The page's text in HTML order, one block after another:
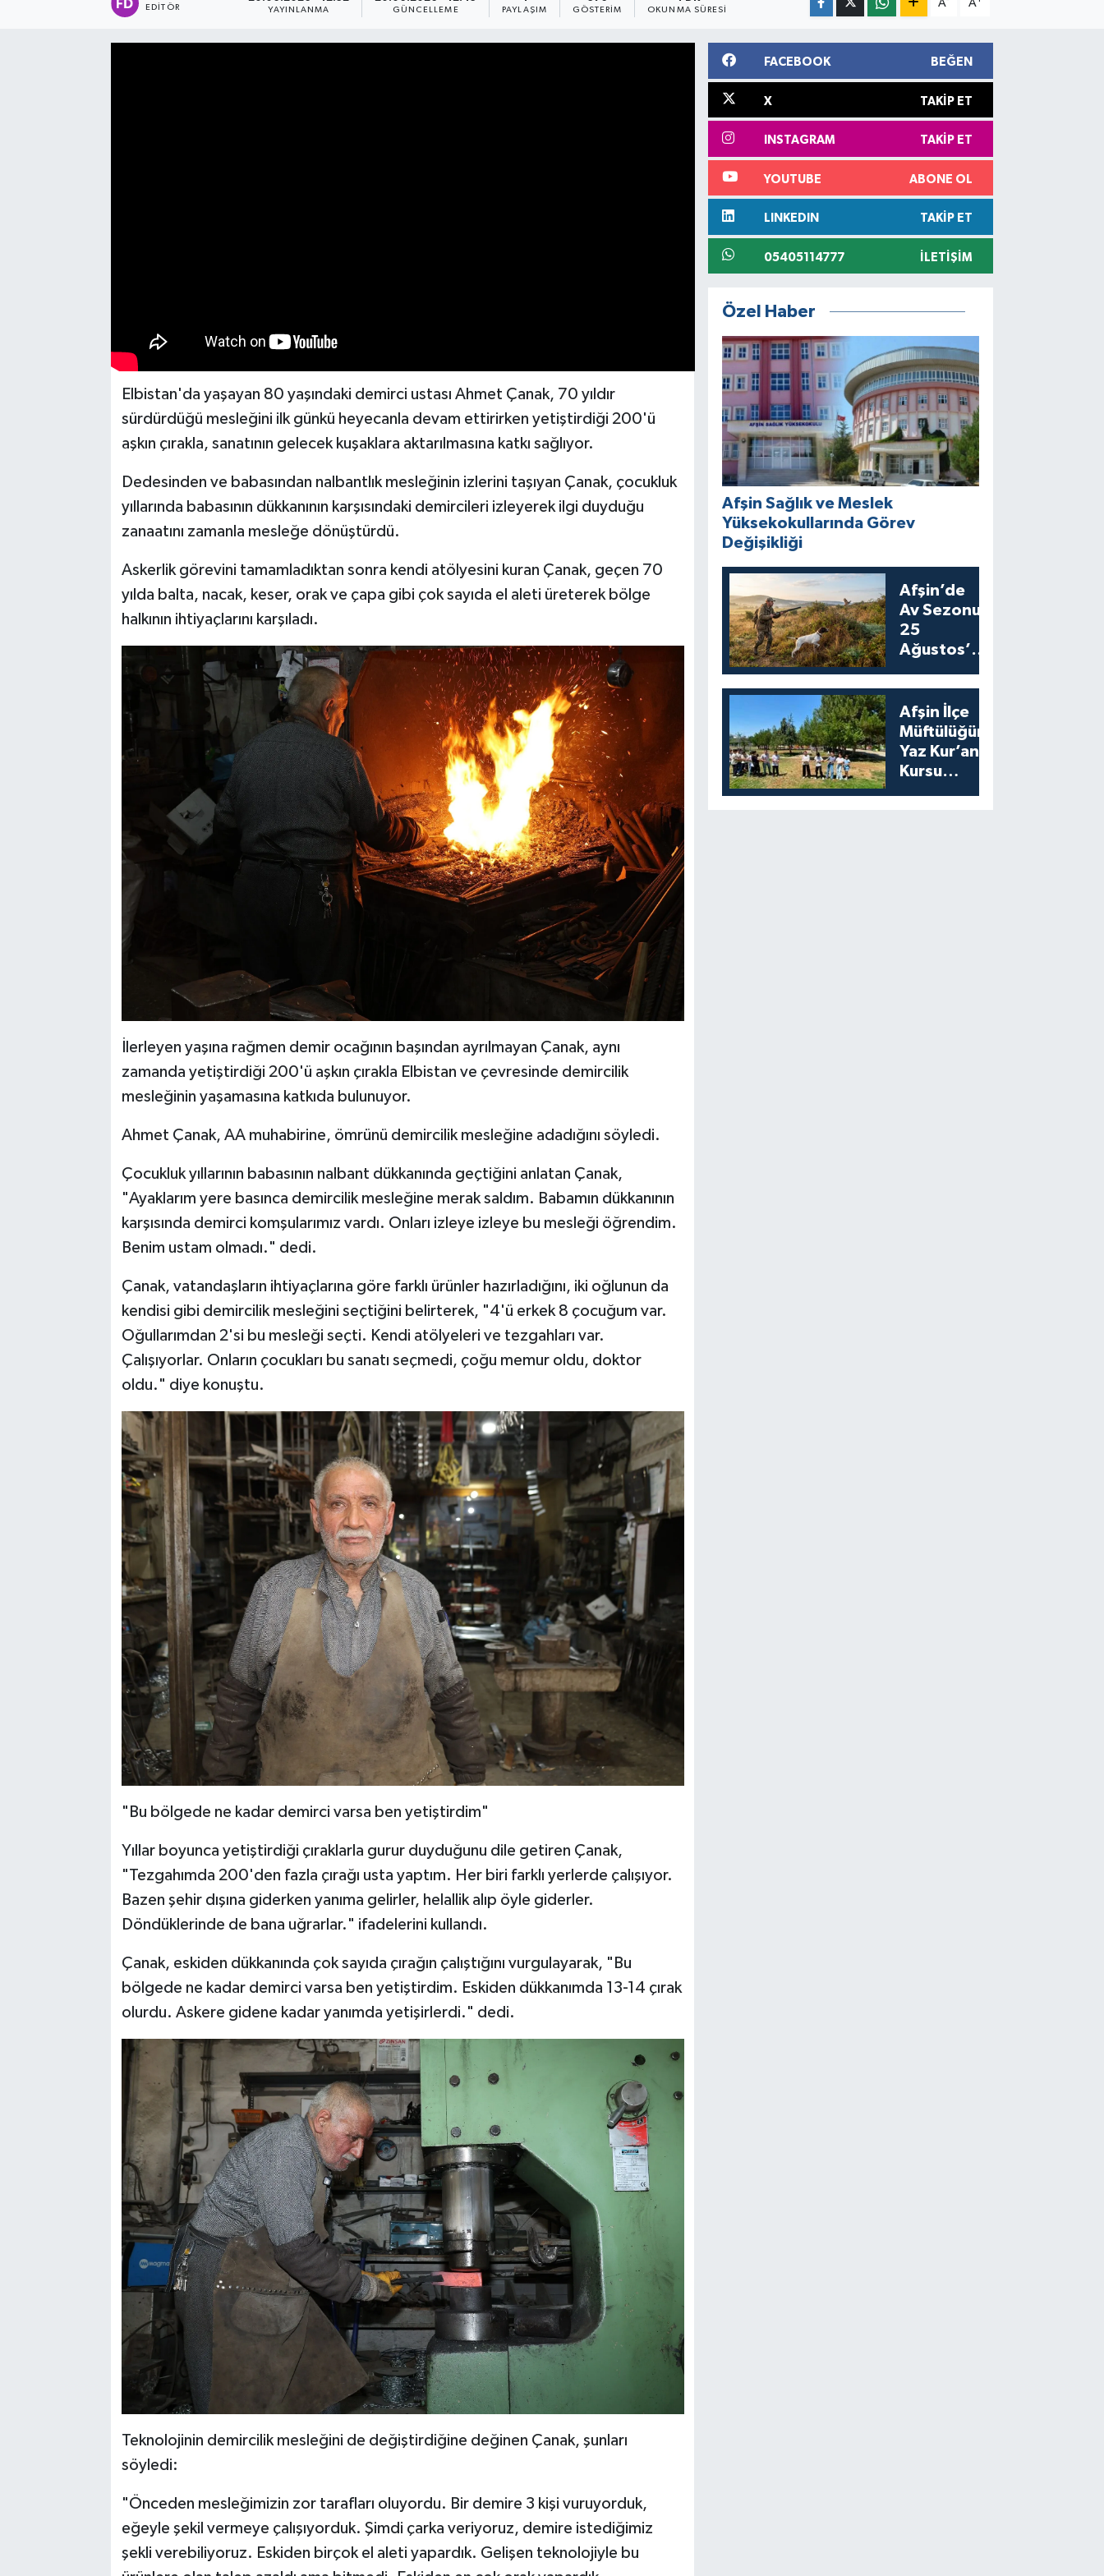
EDITÖR YAYINLANMA GÜNCELLEME PAYLAŞIM GÖSTERIM OKUNMA SÜRESI
A A
Elbistan'da yaşayan 80 yaşındaki demirci ustası Ahmet Çanak, 70 yıldır
sürdürdüğü mesleğini ilk günkü heyecanla devam ettirirken yetiştirdiği 200'ü
aşkın çırakla, sanatının gelecek kuşaklara aktarılmasına katkı sağlıyor.
Dedesinden ve babasından nalbantlık mesleğinin izlerini taşıyan Çanak, çocukluk
yıllarında babasının dükkanının karşısındaki demircileri izleyerek ilgi duyduğu
zanaatını zamanla mesleğe dönüştürdü.
Askerlik görevini tamamladıktan sonra kendi atölyesini kuran Çanak, geçen 70
yılda balta, nacak, keser, orak ve çapa gibi çok sayıda el aleti üreterek bölge
halkının ihtiyaçlarını karşıladı.
İlerleyen yaşına rağmen demir ocağının başından ayrılmayan Çanak, aynı
zamanda yetiştirdiği 200'ü aşkın çırakla Elbistan ve çevresinde demircilik
mesleğinin yaşamasına katkıda bulunuyor.
Ahmet Çanak, AA muhabirine, ömrünü demircilik mesleğine adadığını söyledi.
Çocukluk yıllarının babasının nalbant dükkanında geçtiğini anlatan Çanak,
"Ayaklarım yere basınca demircilik mesleğine merak saldım. Babamın dükkanının
karşısında demirci komşularımız vardı. Onları izleye izleye bu mesleği öğrendim.
Benim ustam olmadı." dedi.
Çanak, vatandaşların ihtiyaçlarına göre farklı ürünler hazırladığını, iki oğlunun da
kendisi gibi demircilik mesleğini seçtiğini belirterek, "4'ü erkek 8 çocuğum var.
Oğullarımdan 2'si bu mesleği seçti. Kendi atölyeleri ve tezgahları var.
Çalışıyorlar. Onların çocukları bu sanatı seçmedi, çoğu memur oldu, doktor
oldu." diye konuştu.
"Bu bölgede ne kadar demirci varsa ben yetiştirdim"
Yıllar boyunca yetiştirdiği çıraklarla gurur duyduğunu dile getiren Çanak,
"Tezgahımda 200'den fazla çırağı usta yaptım. Her biri farklı yerlerde çalışıyor.
Bazen şehir dışına giderken yanıma gelirler, helallik alıp öyle giderler.
Döndüklerinde de bana uğrarlar." ifadelerini kullandı.
Çanak, eskiden dükkanında çok sayıda çırağın çalıştığını vurgulayarak, "Bu
bölgede ne kadar demirci varsa ben yetiştirdim. Eskiden dükkanımda 13-14 çırak
olurdu. Askere gidene kadar yanımda yetişirlerdi." dedi.
Teknolojinin demircilik mesleğini de değiştirdiğine değinen Çanak, şunları
söyledi:
"Önceden mesleğimizin zor tarafları oluyordu. Bir demire 3 kişi vuruyorduk,
eğeyle şekil vermeye çalışıyorduk. Şimdi çarka veriyoruz, demire istediğimiz
şekli verebiliyoruz. Eskiden birçok el aleti yapardık. Gelişen teknolojiyle bu
FACEBOOK BEĞEN
X TAKIP ET
INSTAGRAM TAKIP ET
YOUTUBE ABONE OL
LINKEDIN TAKIP ET
05405114777 İLETIŞIM
Özel Haber
Afşin Sağlık ve Meslek
Yüksekokullarında Görev
Değişikliği
Afşin’de
Av Sezonu
25
Ağustos’ta
Avıyla
Açılıyor
Afşin İlçe
Müftülüğünden
Yaz Kur’an
Kursu